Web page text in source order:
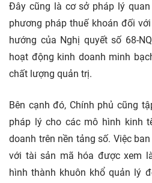
Đây cũng là cơ sở pháp lý
phương pháp thuế khoán đối
hướng của Nghị quyết số 68-
hoạt động kinh doanh minh
chất lượng quản trị.
Bên cạnh đó, Chính phủ cũng
pháp lý cho các mô hình kinh
doanh trên nền tảng số. Việc
với tài sản mã hóa được xem
hình thành khuôn khổ quản lý